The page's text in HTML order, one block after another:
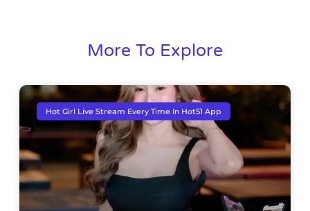
More To Explore
Hot Girl Live Stream Every Time In Hot51 App